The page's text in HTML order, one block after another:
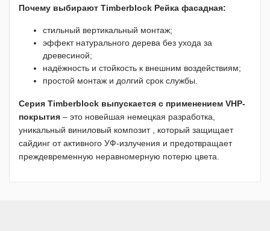
Почему выбирают Timberblock Рейка фасадная:
стильный вертикальный монтаж;
эффект натурального дерева без ухода за
древесиной;
надёжность и стойкость к внешним воздействиям;
простой монтаж и долгий срок службы.
Серия Timberblock выпускается с применением VHP-
покрытия – это новейшая немецкая разработка,
уникальный виниловый композит , который защищает
сайдинг от активного УФ-излучения и предотвращает
преждевременную неравномерную потерю цвета.